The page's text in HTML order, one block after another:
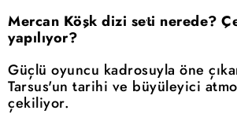
Mercan Köşk dizi seti nerede?
yapılıyor?
Güçlü oyuncu kadrosuyla öne
Tarsus'un tarihi ve büyüleyici
çekiliyor.